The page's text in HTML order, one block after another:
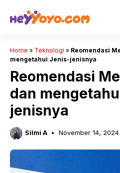
Home » Teknologi » Reomendasi
mengetahui Jenis-jenisnya
Reomendasi
dan
jenisnya
Silmi A November 14, 2024